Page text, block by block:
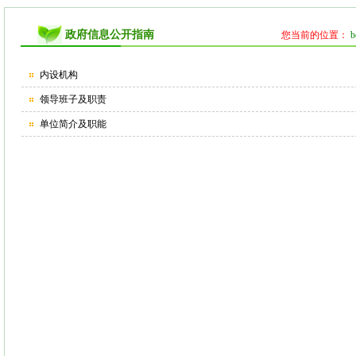
政府信息公开指南 您当前的位置：
内设机构
领导班子及职责
单位简介及职能